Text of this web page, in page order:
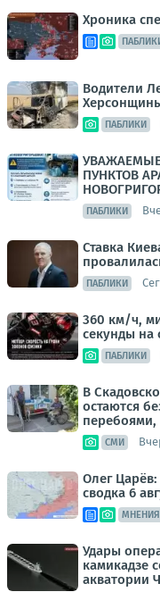
Хроника
Водители
ПАБЛИКИ
ПУНКТОВ
ПАБЛИКИ
Ставка
ПАБЛИКИ
360 км/ч,
секунды на
ПАБЛИКИ
В
остаются
СМИ
Олег
сводка 6
МНЕНИЯ
Удары
камикадзе
акватории